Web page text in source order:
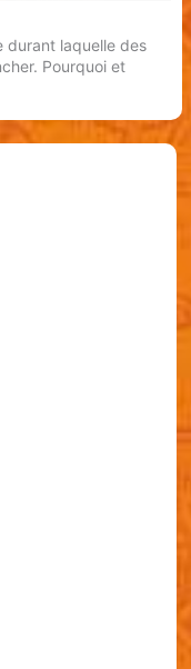
durant laquelle des
Pourquoi et